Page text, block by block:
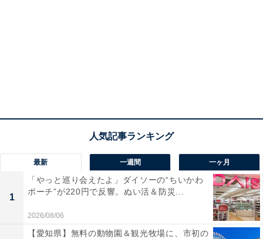
最新 一週間 一ヶ月
1
「やっと巡り会えたよ」ダイソーの“ちいかわ
ポーチ”が220円で反響。ぬい活＆防災...
2026/08/06
【愛知県】無料の動物園＆観光牧場に、市初の